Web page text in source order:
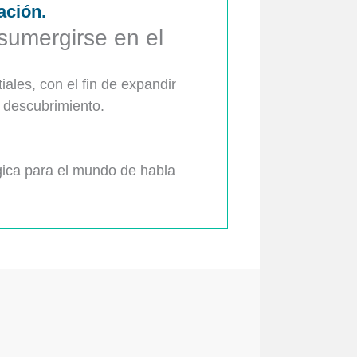
en el
con el fin de expandir
para el mundo de habla